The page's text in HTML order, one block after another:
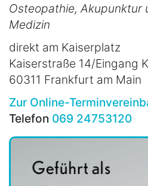
Osteopathie, Akupunktur
Medizin
direkt am Kaiserplatz
Kaiserstraße 14/Eingang
60311 Frankfurt am Main
Zur Online-
Telefon 069 24753120